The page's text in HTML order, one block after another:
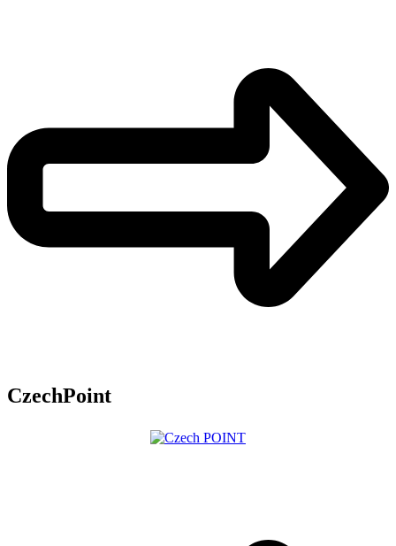
CzechPoint